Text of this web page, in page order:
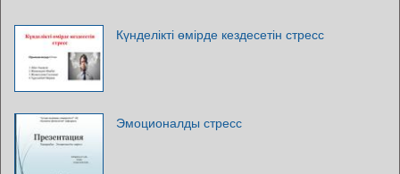
Күнделікті өмірде кездесетін стресс
Эмоционалды стресс